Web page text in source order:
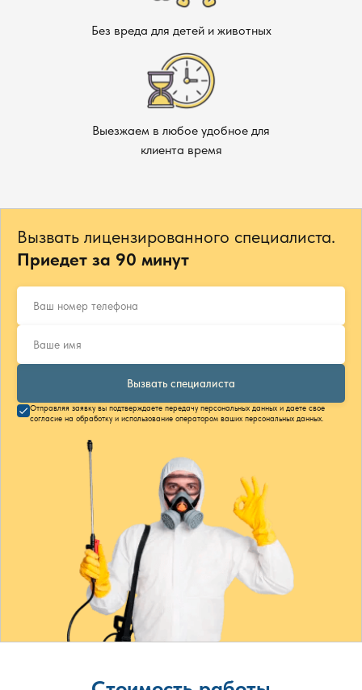
Без вреда для детей и животных
Выезжаем в любое удобное для
клиента время
Вызвать лицензированного специалиста.
Приедет за 90 минут
Вызвать специалиста
Отправляя заявку вы подтверждаете передачу персональных данных и даете свое
согласие на обработку и использование оператором ваших персональных данных.